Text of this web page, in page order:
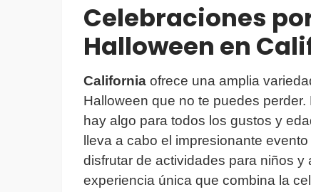
Celebraciones
Halloween en
California ofrece una amplia
Halloween que no te puedes
hay algo para todos los gustos y
lleva a cabo el impresionante
disfrutar de actividades para niños
experiencia única que combina la